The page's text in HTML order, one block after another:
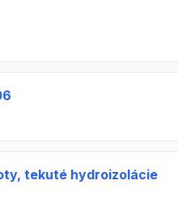
tekuté hydroizolácie